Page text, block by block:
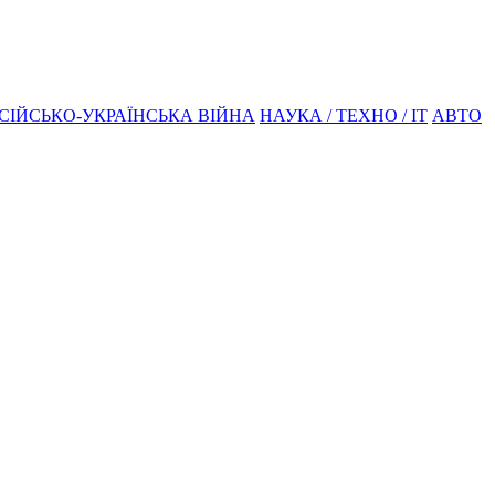
УКРАЇНСЬКА ВІЙНА НАУКА / ТЕХНО / IT АВТО